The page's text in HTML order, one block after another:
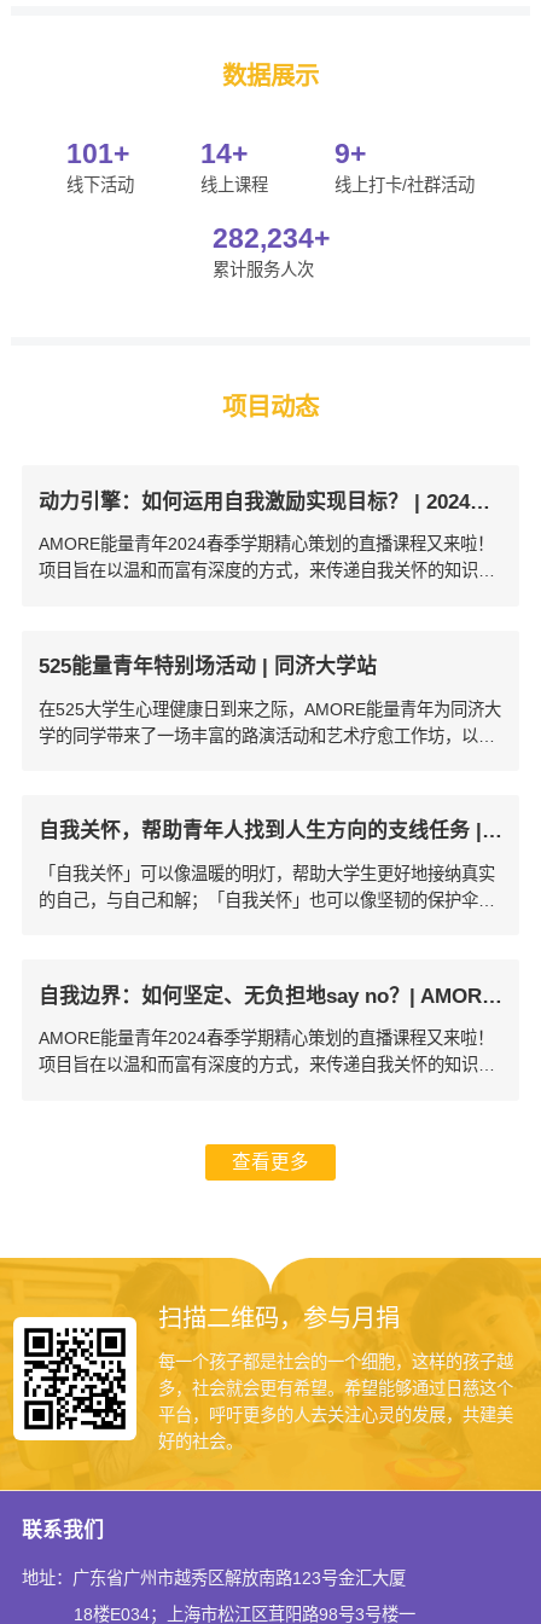
数据展示
101+
线下活动
14+
线上课程
9+
线上打卡/社群活动
282,234+
累计服务人次
项目动态
动力引擎：如何运用自我激励实现目标？ | 2024AMORE能量青年直播课
AMORE能量青年2024春季学期精心策划的直播课程又来啦！
项目旨在以温和而富有深度的方式，来传递自我关怀的知识与
525能量青年特别场活动 | 同济大学站
在525大学生心理健康日到来之际，AMORE能量青年为同济大
学的同学带来了一场丰富的路演活动和艺术疗愈工作坊，以自
自我关怀，帮助青年人找到人生方向的支线任务 | 干货分享
「自我关怀」可以像温暖的明灯，帮助大学生更好地接纳真实
的自己，与自己和解；「自我关怀」也可以像坚韧的保护伞，
自我边界：如何坚定、无负担地say no？| AMORE能量青年直播课
AMORE能量青年2024春季学期精心策划的直播课程又来啦！
项目旨在以温和而富有深度的方式，来传递自我关怀的知识与
查看更多
扫描二维码，参与月捐
每一个孩子都是社会的一个细胞，这样的孩子越
多，社会就会更有希望。希望能够通过日慈这个
平台，呼吁更多的人去关注心灵的发展，共建美
好的社会。
联系我们
地址：广东省广州市越秀区解放南路123号金汇大厦
18楼E034；上海市松江区茸阳路98号3号楼一